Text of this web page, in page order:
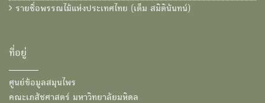
รายชื่อพรรณไม้แห่งประเทศไทย (เต็ม สมิตินันทน์)
ที่อยู่
ศูนย์ข้อมูลสมุนไพร
คณะเภสัชศาสตร์ มหาวิทยาลัยมหิดล